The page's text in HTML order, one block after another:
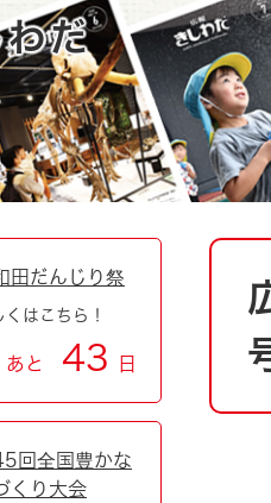
上水道・下水道
住宅
おくやみ
地域コミュニティ・ボラン
まちづくり
国際交流
市役
わだ
本
田だんじり祭
くはこちら！
あと 43 日
回全国豊かな
くり大会